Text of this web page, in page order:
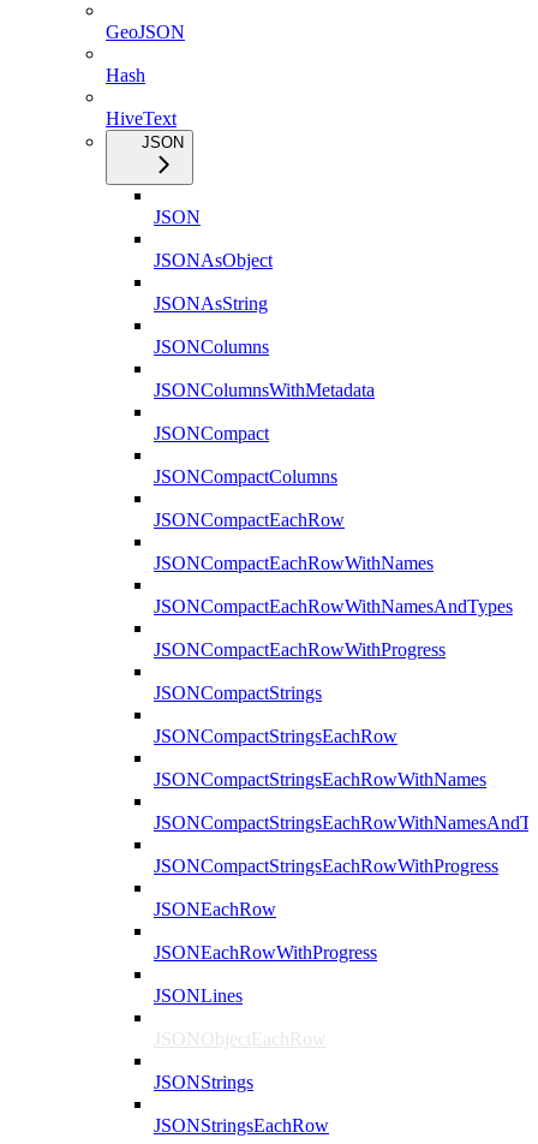
GeoJSON
Hash
HiveText
JSON
JSON
JSONAsObject
JSONAsString
JSONColumns
JSONColumnsWithMetadata
JSONCompact
JSONCompactColumns
JSONCompactEachRow
JSONCompactEachRowWithNames
JSONCompactEachRowWithNamesAndTypes
JSONCompactEachRowWithProgress
JSONCompactStrings
JSONCompactStringsEachRow
JSONCompactStringsEachRowWithNames
JSONCompactStringsEachRowWithProgress
JSONEachRow
JSONEachRowWithProgress
JSONLines
JSONObjectEachRow
JSONStrings
JSONStringsEachRow